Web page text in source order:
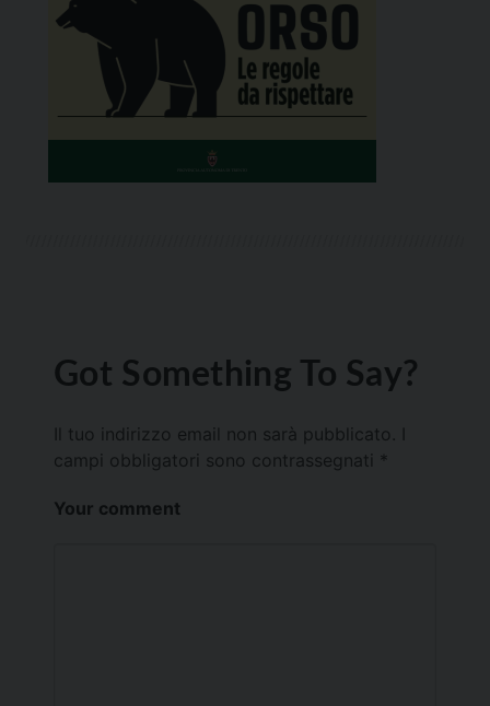
Got Something To Say?
Il tuo indirizzo email non sarà pubblicato.
campi obbligatori sono contrassegnati *
Your comment